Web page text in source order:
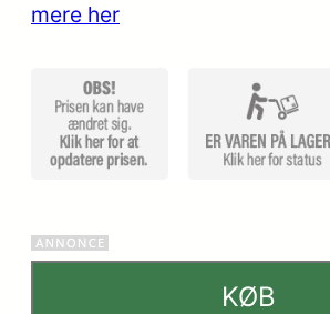
kundebed
mere her
KØB